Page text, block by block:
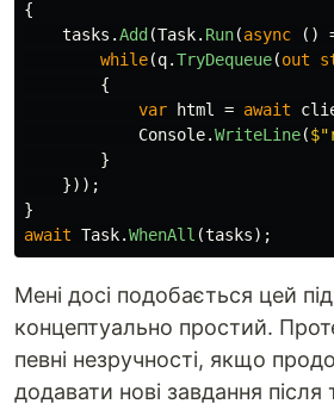
{
tasks .Add (Task. Run(async ()
while(q.TryDequeue(out
{
var
html = await
Console.WriteLine(
}
}));
}
await Task.WhenAll (tasks);
Мені досі подобається цей
концептуально простий.
певні незручності, якщо
додавати нові завдання після